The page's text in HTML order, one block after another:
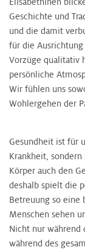
Geschichte und
und die damit
für die
Vorzüge qualitativ
persönliche
Wir fühlen uns
Wohlergehen der
Gesundheit ist für
Krankheit,
Körper auch den
deshalb spielt die
Betreuung so eine
Menschen sehen
Nicht nur während
während des